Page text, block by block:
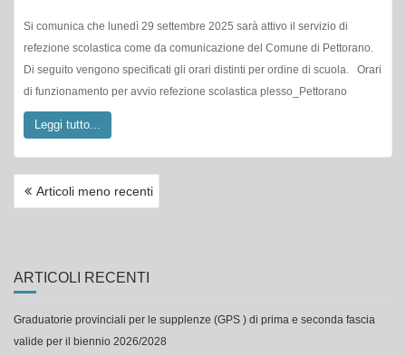
Di seguito vengono specificati gli orari distinti per ordine di scuola. Orari
di funzionamento per avvio refezione scolastica plesso_Pettorano
NAVIGAZIONE
ARTICOLI
Graduatorie provinciali per le supplenze (GPS ) di prima e seconda fascia